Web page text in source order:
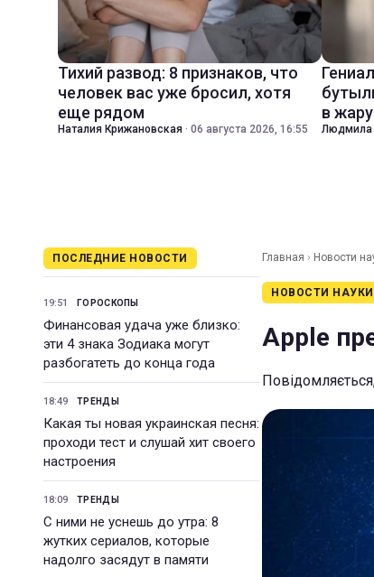
Тихий развод: 8 признаков, что
человек вас уже бросил, хотя
еще рядом
Наталия Крижановская · 06 августа 2026, 16:55
в
Людмила
ПОСЛЕДНИЕ НОВОСТИ
19:51 ГОРОСКОПЫ
Финансовая удача уже близко:
эти 4 знака Зодиака могут
разбогатеть до конца года
18:49 ТРЕНДЫ
Какая ты новая украинская песня:
проходи тест и слушай хит своего
настроения
18:09 ТРЕНДЫ
С ними не уснешь до утра: 8
жутких сериалов, которые
надолго засядут в памяти
Главная › Новости
НОВОСТИ НАУКИ
Apple